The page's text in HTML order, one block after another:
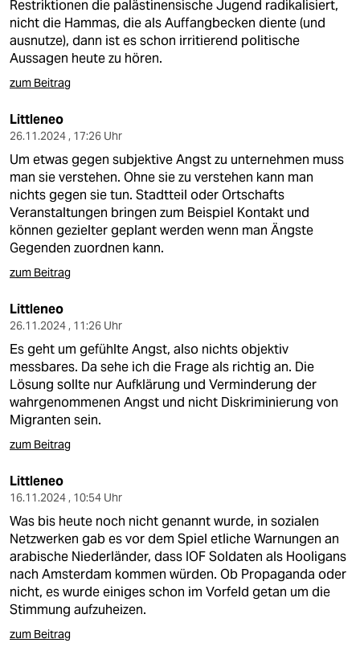
Restriktionen die palästinensische Jugend radikalisiert,
nicht die Hammas, die als Auffangbecken diente (und
ausnutze), dann ist es schon irritierend politische
Aussagen heute zu hören.
zum Beitrag
Littleneo
26.11.2024 , 17:26 Uhr
Um etwas gegen subjektive Angst zu unternehmen muss
man sie verstehen. Ohne sie zu verstehen kann man
nichts gegen sie tun. Stadtteil oder Ortschafts
Veranstaltungen bringen zum Beispiel Kontakt und
können gezielter geplant werden wenn man Ängste
Gegenden zuordnen kann.
zum Beitrag
Littleneo
26.11.2024 , 11:26 Uhr
Es geht um gefühlte Angst, also nichts objektiv
messbares. Da sehe ich die Frage als richtig an. Die
Lösung sollte nur Aufklärung und Verminderung der
wahrgenommenen Angst und nicht Diskriminierung von
Migranten sein.
zum Beitrag
Littleneo
16.11.2024 , 10:54 Uhr
Was bis heute noch nicht genannt wurde, in sozialen
Netzwerken gab es vor dem Spiel etliche Warnungen an
arabische Niederländer, dass IOF Soldaten als Hooligans
nach Amsterdam kommen würden. Ob Propaganda oder
nicht, es wurde einiges schon im Vorfeld getan um die
Stimmung aufzuheizen.
zum Beitrag